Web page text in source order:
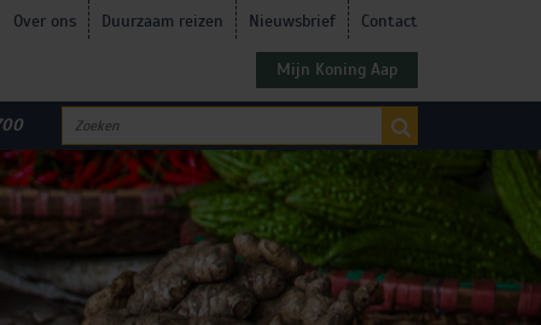
Over ons Duurzaam reizen Nieuwsbrief Contact
Mijn Koning Aap
Festivalreizen
(2)
(2)
(1)
(1)
MIDDEN-OOSTEN
Bahrein (1)
Egypte (5)
Jordanië (3)
Marokko (6)